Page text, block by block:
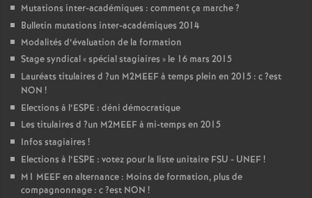
Mutations inter-académiques : comment ça marche?
Bulletin mutations inter-académiques 2014
Modalités d’évaluation de la formation
Stage syndical «spécial stagiaires » le 16 mars 2015
Lauréats titulaires d ?un M2MEEFà temps plein en 2015 : c?est
NON !
Elections à l’ESPE : déni démocratique
Les titulaires d ?un M2MEEFà mi-temps en 2015
Infos stagiaires !
Elections à l’ESPE : votez pour la liste unitaire FSU - UNEF!
M1 MEEFen alternance : Moins de formation, plus de
compagnonnage : c?est NON !